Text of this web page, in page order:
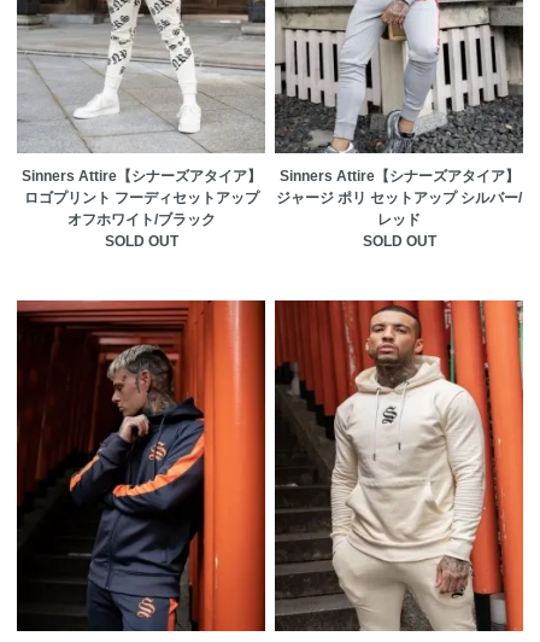
Sinners Attire【シナーズアタイア】
ロゴプリント フーディセットアップ
オフホワイト/ブラック
SOLD OUT
Sinners Attire【シナーズアタイア】
ジャージ ポリ セットアップ シルバー/
レッド
SOLD OUT